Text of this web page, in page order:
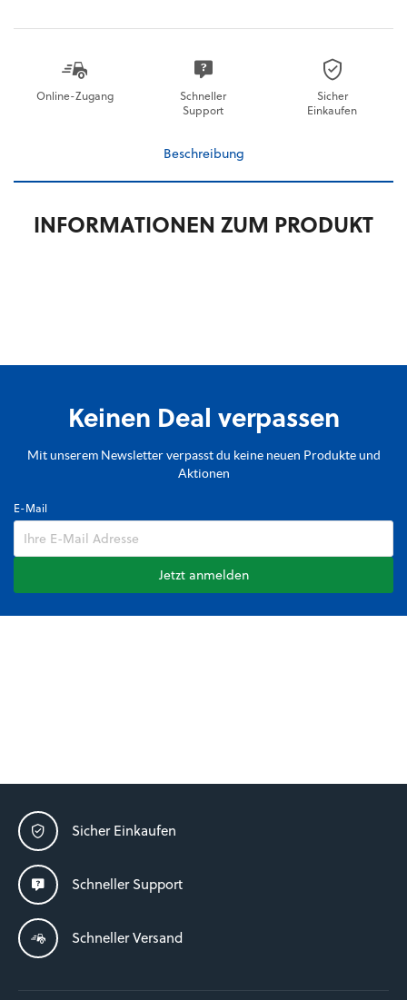
Online-Zugang
Schneller
Support
Sicher
Einkaufen
Beschreibung
INFORMATIONEN ZUM PRODUKT
Keinen Deal verpassen
Mit unserem Newsletter verpasst du keine neuen Produkte und
Aktionen
E-Mail
Jetzt anmelden
Sicher Einkaufen
Schneller Support
Schneller Versand